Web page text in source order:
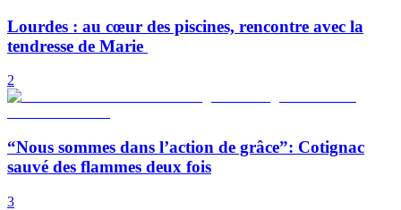
Lourdes : au cœur des piscines, rencontre avec la
tendresse de Marie
2
“Nous sommes dans l’action de grâce”: Cotignac
sauvé des flammes deux fois
3